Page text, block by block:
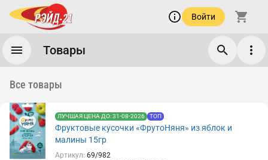
Войти
Товары
Все товары
ЛУЧШАЯ ЦЕНА ДО: 31-08-2026 ТОП
Фруктовые кусочки «ФрутоНяня» из яблок и
малины 15гр
Артикул: 69/982